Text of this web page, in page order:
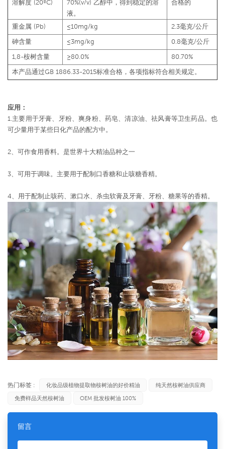
溶解度 (20ºC)
70%(v/v) 乙醇中，得到稳定的溶
液。
合格的
重金属 (Pb) ≤10mg/kg
2.3毫克/公斤
砷含量
≤3mg/kg
0.8毫克/公斤
1,8-桉树含量
≥80.0%
80.70%
本产品通过GB 1886.33-2015标准合格，各项指标符合相关规定。
应用：
1.主要用于牙膏、牙粉、爽身粉、药皂、清凉油、祛风膏等卫生药品。也
可少量用于某些日化产品的配方中。
2、可作食用香料。是世界十大精油品种之一
3、可用于调味。主要用于配制口香糖和止咳糖香精。
4、用于配制止咳药、漱口水、杀虫软膏及牙膏、牙粉、糖果等的香精。
热门标签 : 化妆品级植物提取物桉树油的好价精油
纯天然桉树油供应商
免费样品天然桉树油
OEM 批发桉树油 100%
留言